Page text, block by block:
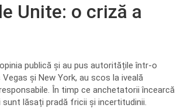
Unite: o criză a
publică și au pus autoritățile într-o
și New York, au scos la iveală
În timp ce anchetatorii încearcă
lăsați pradă fricii și incertitudinii.